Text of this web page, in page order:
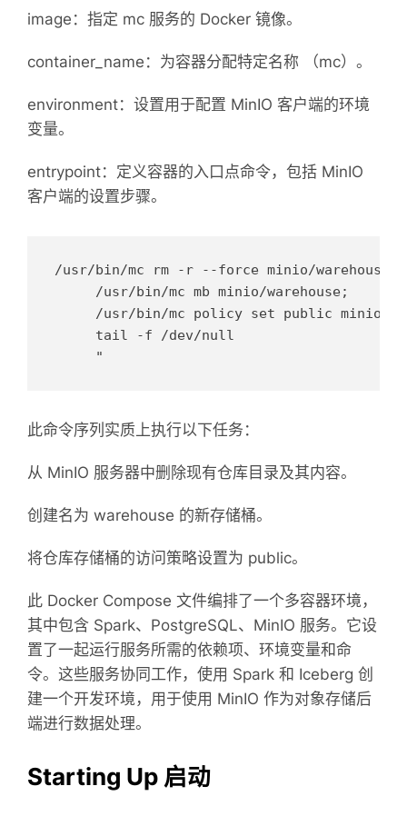
image：指定 mc 服务的 Docker 镜像。
container_name：为容器分配特定名称 （mc）。
environment：设置用于配置 MinIO 客户端的环境
变量。
entrypoint：定义容器的入口点命令，包括 MinIO
客户端的设置步骤。
/usr/bin/mc rm -r --force minio/warehouse;
     /usr/bin/mc mb minio/warehouse;
/usr/bin/mc policy set public minio/
     tail -f /dev/null
此命令序列实质上执行以下任务：
从 MinIO 服务器中删除现有仓库目录及其内容。
创建名为 warehouse 的新存储桶。
将仓库存储桶的访问策略设置为 public。
此 Docker Compose 文件编排了一个多容器环境，
其中包含 Spark、PostgreSQL、MinIO 服务。它设
置了一起运行服务所需的依赖项、环境变量和命
令。这些服务协同工作，使用 Spark 和 Iceberg 创
建一个开发环境，用于使用 MinIO 作为对象存储后
端进行数据处理。
Starting Up 启动